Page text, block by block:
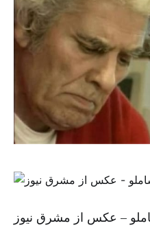
– عکس از مشرق نیوز